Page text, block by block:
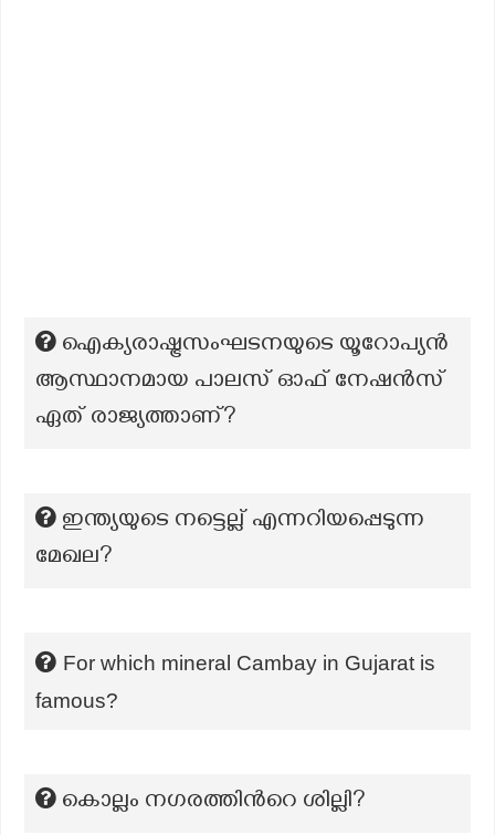
ഐക്യരാഷ്ട്രസംഘടനയുടെ യൂറോപ്യൻ
ആസ്ഥാനമായ പാലസ് ഓഫ് നേഷൻസ്
ഏത് രാജ്യത്താണ്?
ഇന്ത്യയുടെ നട്ടെല്ല് എന്നറിയപ്പെടുന്ന
മേഖല?
For which mineral Cambay in Gujarat is
famous?
കൊല്ലം നഗരത്തിന്‍റെ ശില്ലി?